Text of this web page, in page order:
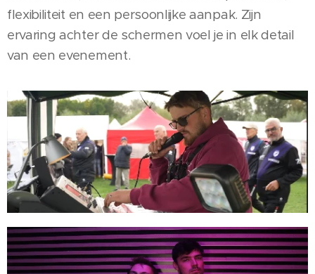
flexibiliteit en een persoonlijke aanpak. Zijn
ervaring achter de schermen voel je in elk detail
van een evenement.